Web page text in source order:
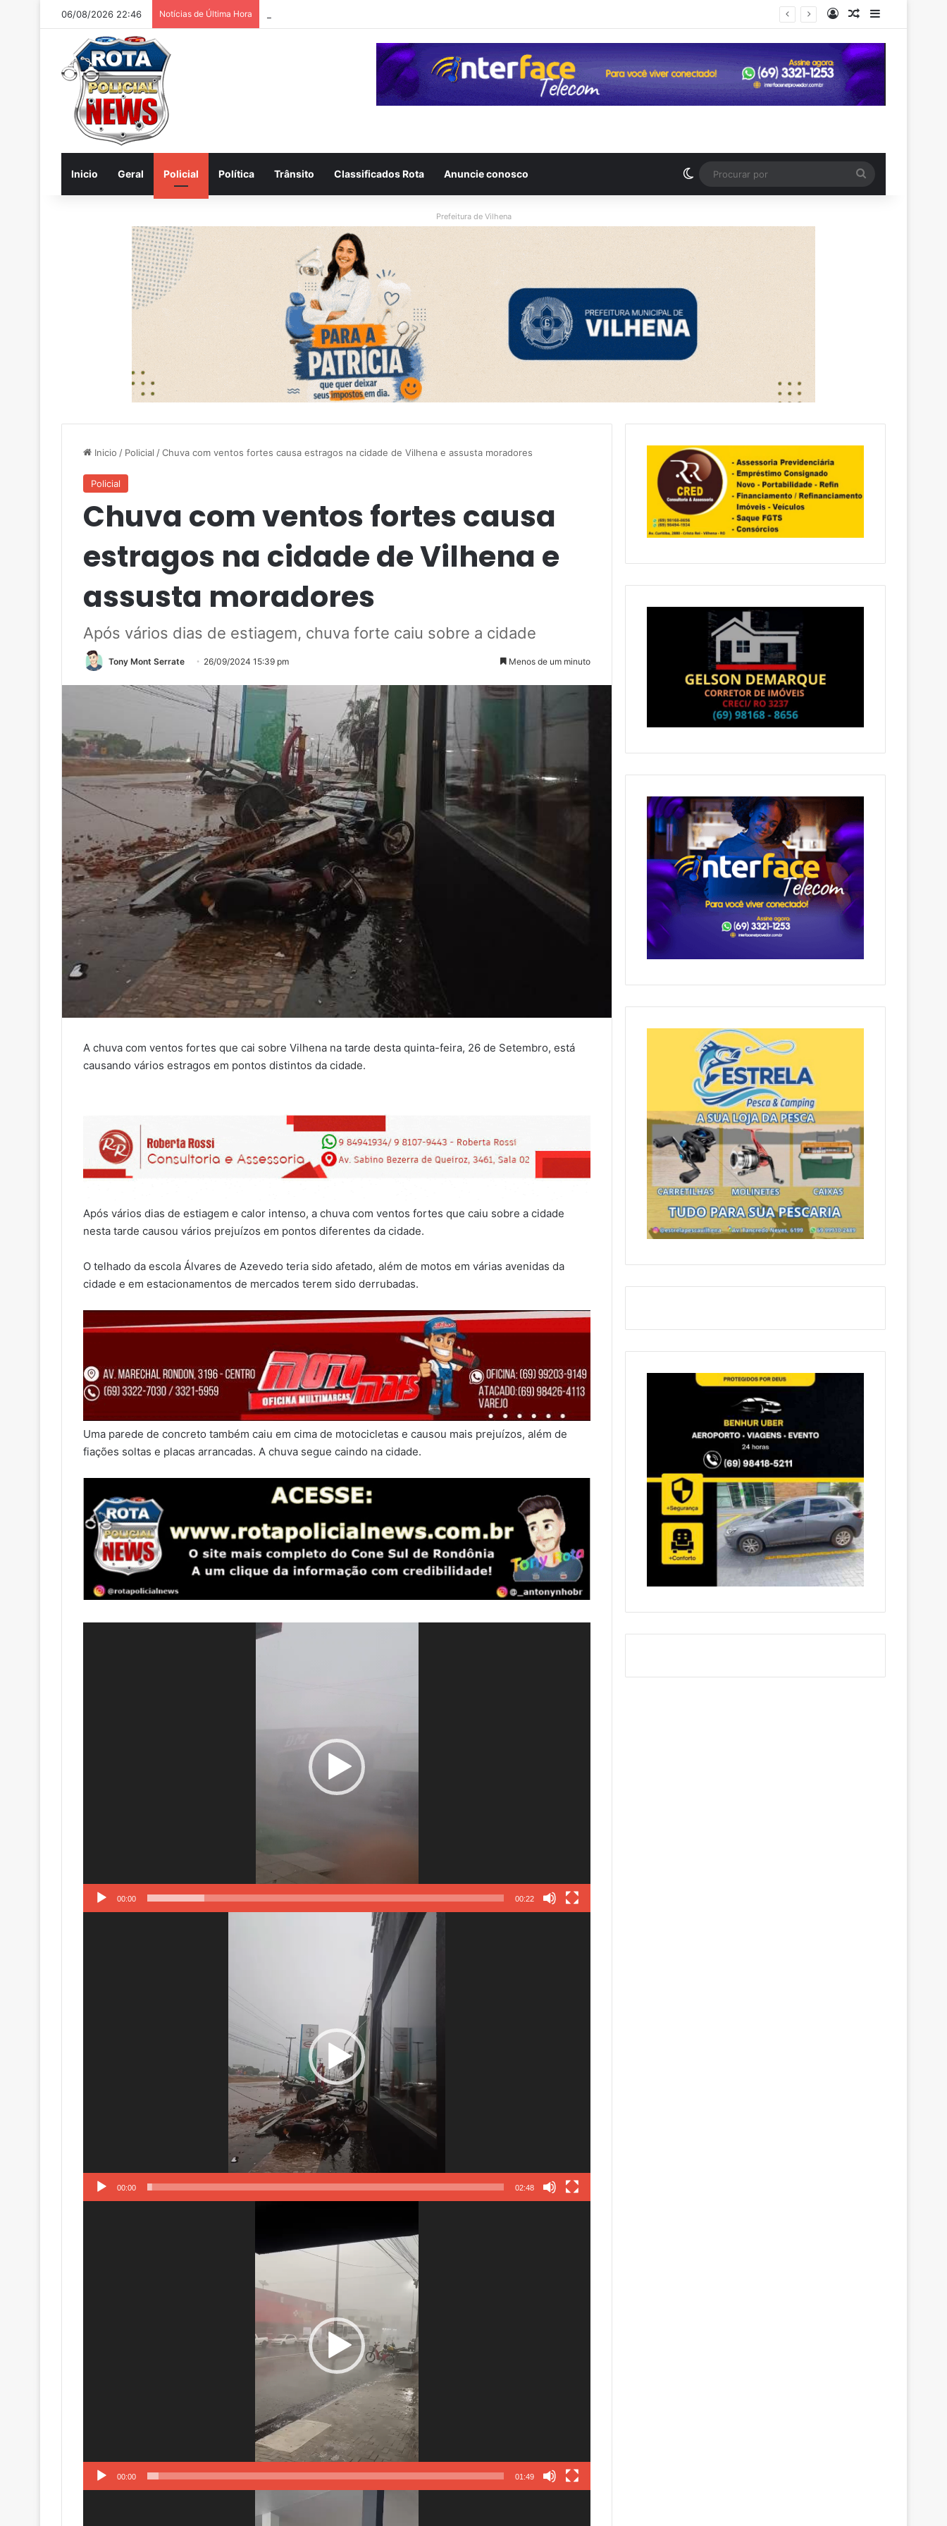
06/08/2026 22:46 Notícias de Última Hora EntrarArtigo aleatório
Inicio Geral Policial Política Trânsito Classificados Rota Anuncie conosco Switch skin
por
Prefeitura de Vilhena
Inicio / Policial /Chuva com ventos fortes causa estragos na cidade de Vilhena e assusta moradores
Policial
Chuva com ventos fortes causa
estragos na cidade de Vilhena e
assusta moradores
Após vários dias de estiagem, chuva forte caiu sobre a cidade
Tony Mont Serrate 26/09/2024 15:39 pm Menos de um minuto
A chuva com ventos fortes que cai sobre Vilhena na tarde desta quinta-feira, 26 de Setembro, está
causando vários estragos em pontos distintos da cidade.
Após vários dias de estiagem e calor intenso, a chuva com ventos fortes que caiu sobre a cidade
nesta tarde causou vários prejuízos em pontos diferentes da cidade.
O telhado da escola Álvares de Azevedo teria sido afetado, além de motos em várias avenidas da
cidade e em estacionamentos de mercados terem sido derrubadas.
Uma parede de concreto também caiu em cima de motocicletas e causou mais prejuízos, além de
fiações soltas e placas arrancadas. A chuva segue caindo na cidade.
00:00 00:22
00:00 02:48
00:00 01:49